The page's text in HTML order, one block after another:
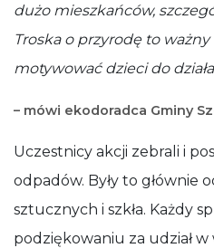
dużo mieszkańców,
Troska o przyrodę to
motywować dzieci do
– mówi ekodoradca Gminy
Uczestnicy akcji zebrali i
odpadów. Były to głównie
sztucznych i szkła. Każdy
podziękowaniu za udział